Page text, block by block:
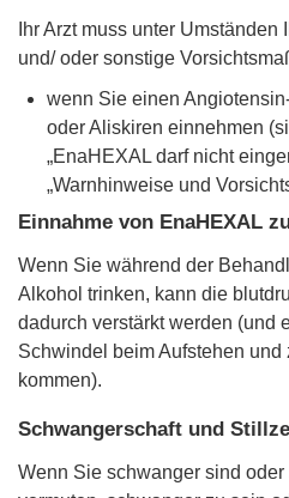
Ihr Arzt muss unter
und/ oder sonstige
wenn Sie einen
oder Aliskiren einnehmen
„EnaHEXAL darf nicht
„Warnhinweise und
Einnahme von EnaHEXAL
Wenn Sie während der
Alkohol trinken, kann die
dadurch verstärkt werden (und
Schwindel beim Aufstehen
kommen).
Schwangerschaft und
Wenn Sie schwanger sind